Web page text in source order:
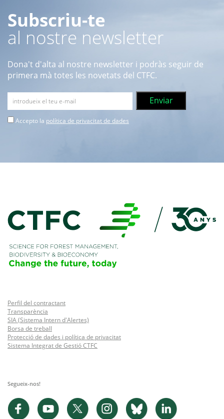
Subscriu-te
al nostre newsletter
Dona't d'alta al nostre newsletter i podràs seguir de
primera mà totes les novetats del CTFC.
Accepto la política de privacitat de dades
Perfil del contractant
Transparència
SIA (Sistema Intern d'Alertes)
Borsa de treball
Protecció de dades i política de privacitat
Sistema Integrat de Gestió CTFC
Segueix-nos!